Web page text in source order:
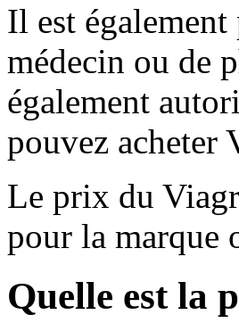
Il est également
médecin ou de
également
pouvez acheter
Le prix du
pour la marque
Quelle est la